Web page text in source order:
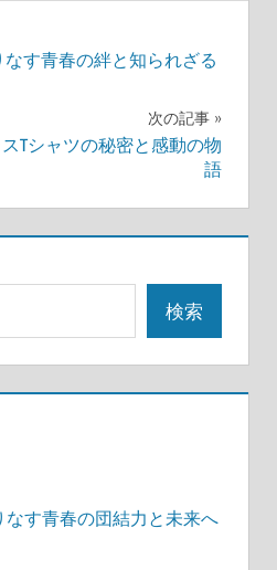
なす青春の絆と知られざる
次の記事
Tシャツの秘密と感動の物
語
検索
なす青春の団結力と未来へ